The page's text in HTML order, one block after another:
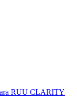
RUU CLARITY